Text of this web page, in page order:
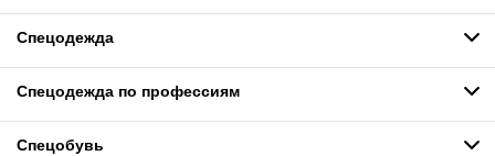
Спецодежда
Спецодежда по профессиям
Спецобувь